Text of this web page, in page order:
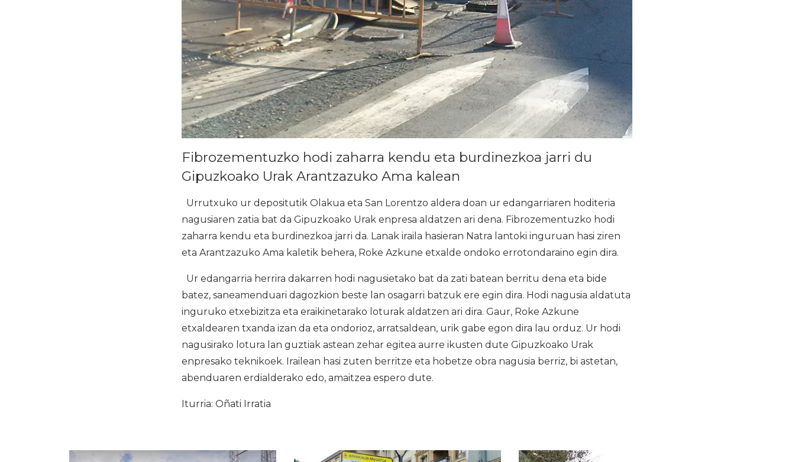
Fibrozementuzko hodi zaharra kendu eta burdinezkoa jarri du
Gipuzkoako Urak Arantzazuko Ama kalean
Urrutxuko ur depositutik Olakua eta San Lorentzo aldera doan ur edangarriaren hoditeria
nagusiaren zatia bat da Gipuzkoako Urak enpresa aldatzen ari dena. Fibrozementuzko hodi
zaharra kendu eta burdinezkoa jarri da. Lanak iraila hasieran Natra lantoki inguruan hasi ziren
eta Arantzazuko Ama kaletik behera, Roke Azkune etxalde ondoko errotondaraino egin dira.
Ur edangarria herrira dakarren hodi nagusietako bat da zati batean berritu dena eta bide
batez, saneamenduari dagozkion beste lan osagarri batzuk ere egin dira. Hodi nagusia aldatuta
inguruko etxebizitza eta eraikinetarako loturak aldatzen ari dira. Gaur, Roke Azkune
etxaldearen txanda izan da eta ondorioz, arratsaldean, urik gabe egon dira lau orduz. Ur hodi
nagusirako lotura lan guztiak astean zehar egitea aurre ikusten dute Gipuzkoako Urak
enpresako teknikoek. Irailean hasi zuten berritze eta hobetze obra nagusia berriz, bi astetan,
abenduaren erdialderako edo, amaitzea espero dute.
Iturria: Oñati Irratia